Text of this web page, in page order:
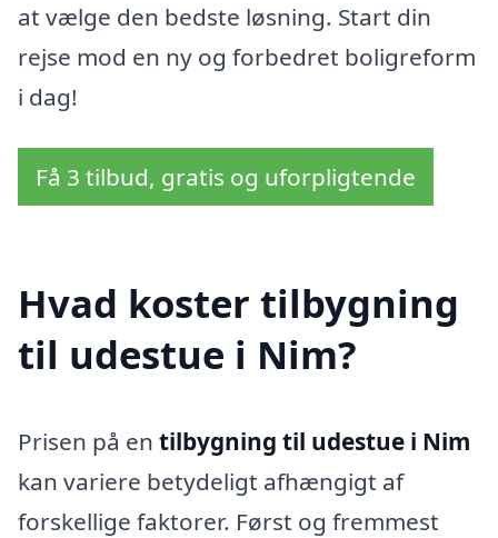
at vælge den bedste løsning. Start din
rejse mod en ny og forbedret boligreform
i dag!
Få 3 tilbud, gratis og uforpligtende
Hvad koster tilbygning
til udestue i Nim?
Prisen på en tilbygning til udestue i Nim
kan variere betydeligt afhængigt af
forskellige faktorer. Først og fremmest